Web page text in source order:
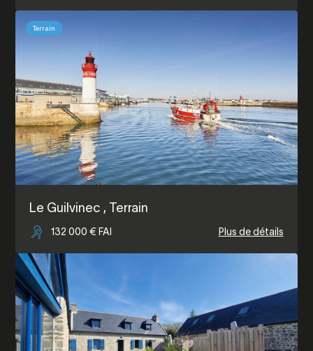
Terrain
Le Guilvinec , Terrain
132 000 € FAI Plus de détails